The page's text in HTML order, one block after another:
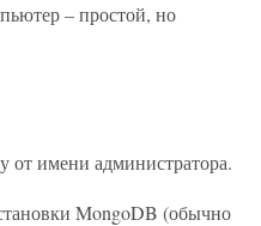
– простой, но
от имени администратора.
MongoDB (обычно